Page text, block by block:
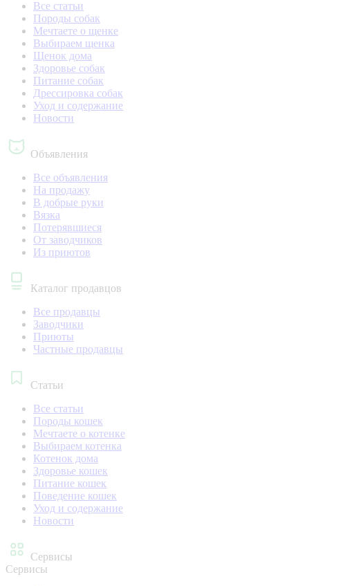
Все статьи
Породы собак
Мечтаете о щенке
Выбираем щенка
Щенок дома
Здоровье собак
Питание собак
Дрессировка собак
Уход и содержание
Новости
Объявления
Все объявления
На продажу
В добрые руки
Вязка
Потерявшиеся
От заводчиков
Из приютов
Каталог продавцов
Все продавцы
Заводчики
Приюты
Частные продавцы
Статьи
Все статьи
Породы кошек
Мечтаете о котенке
Выбираем котенка
Котенок дома
Здоровье кошек
Питание кошек
Поведение кошек
Уход и содержание
Новости
Сервисы
Сервисы